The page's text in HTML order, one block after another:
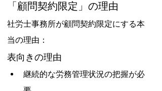
「顧問契約限定」の理由
社労士事務所が顧問契約限定にする本
当の理由：
表向きの理由
継続的な労務管理状況の把握が必